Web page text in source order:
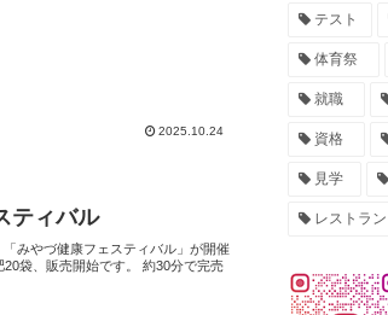
2025.10.24
ティバル
みやづ健康フェスティバル」が開催
袋、販売開始です。 約30分で完売
テスト
体育祭
就職
資格
見学
レストラン